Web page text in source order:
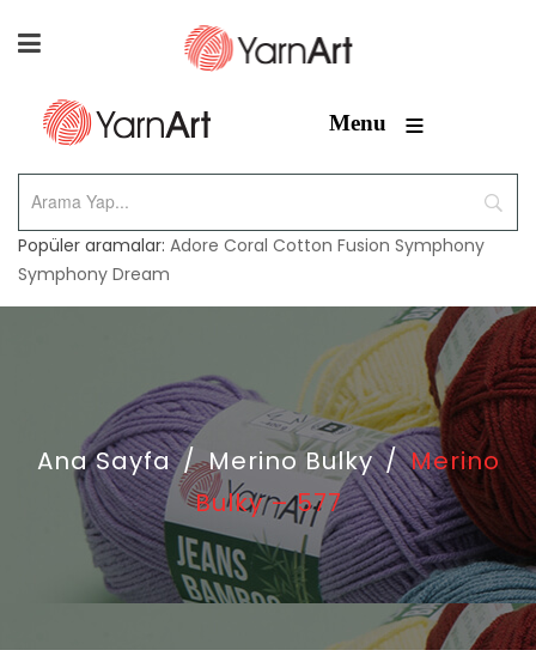
Menu ≡
Popüler aramalar: Adore Coral Cotton Fusion Symphony
Symphony Dream
Ana Sayfa / Merino Bulky / Merino
Bulky – 577